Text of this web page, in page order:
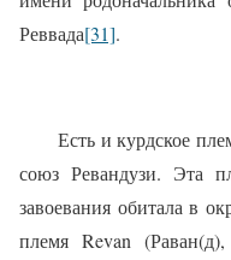
Реввада[31].
Есть и курдское
союз Ревандузи. Эта
завоевания обитала в
племя Revan